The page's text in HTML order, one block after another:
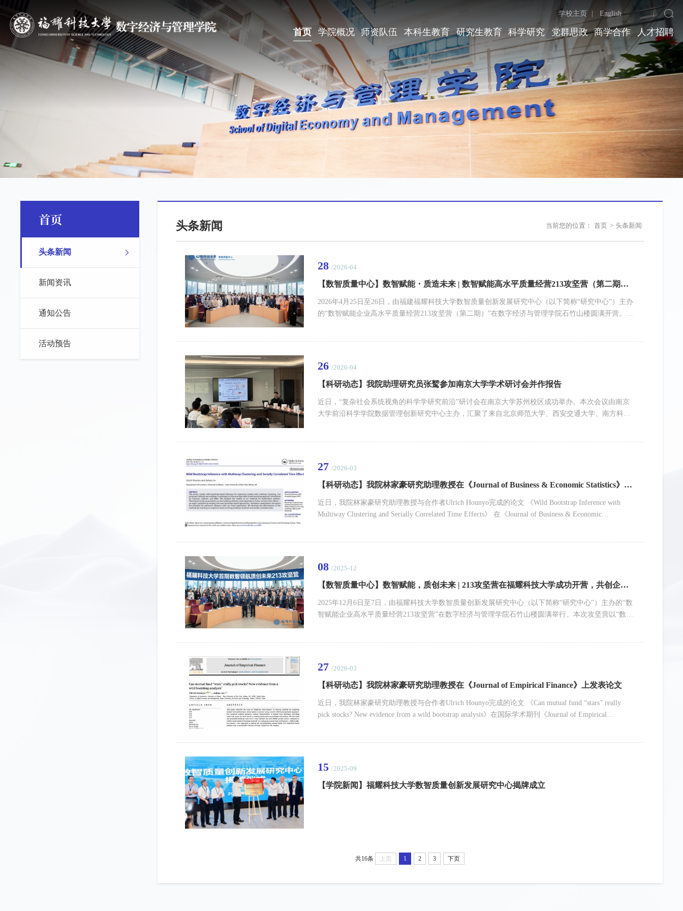
学校主页 | English
首页 学院概况 师资队伍 本科生教育 研究生教育 科学研究 党群思政 商学合作 人才招聘
首页
头条新闻
新闻资讯
通知公告
活动预告
头条新闻 当前您的位置： 首页 > 头条新闻
28 /2026-04
【数智质量中心】数智赋能・质造未来 | 数智赋能高水平质量经营213攻坚营（第二期） 圆满开营
2026年4月25日至26日，由福建福耀科技大学数智质量创新发展研究中心（以下简称“研究中心”）主办
的“数智赋能企业高水平质量经营213攻坚营（第二期）”在数字经济与管理学院石竹山楼圆满开营。本
26 /2026-04
【科研动态】我院助理研究员张鹫参加南京大学学术研讨会并作报告
近日，“复杂社会系统视角的科学学研究前沿”研讨会在南京大学苏州校区成功举办。本次会议由南京
大学前沿科学学院数据管理创新研究中心主办，汇聚了来自北京师范大学、西安交通大学、南方科技
27 /2026-03
【科研动态】我院林家豪研究助理教授在《Journal of Business & Economic Statistics》上发表论文
近日，我院林家豪研究助理教授与合作者Ulrich Hounyo完成的论文 《Wild Bootstrap Inference with
Multiway Clustering and Serially Correlated Time Effects》 在《Journal of Business & Economic
08 /2025-12
【数智质量中心】数智赋能，质创未来 | 213攻坚营在福耀科技大学成功开营，共创企业高质量经营新路径
2025年12月6日至7日，由福耀科技大学数智质量创新发展研究中心（以下简称“研究中心”）主办的“数
智赋能企业高水平质量经营213攻坚营”在数字经济与管理学院石竹山楼圆满举行。本次攻坚营以“数智
27 /2026-03
【科研动态】我院林家豪研究助理教授在《Journal of Empirical Finance》上发表论文
近日，我院林家豪研究助理教授与合作者Ulrich Hounyo完成的论文 《Can mutual fund “stars” really
pick stocks? New evidence from a wild bootstrap analysis》在国际学术期刊《Journal of Empirical
15 /2025-09
【学院新闻】福耀科技大学数智质量创新发展研究中心揭牌成立
共16条 上页 1 2 3 下页